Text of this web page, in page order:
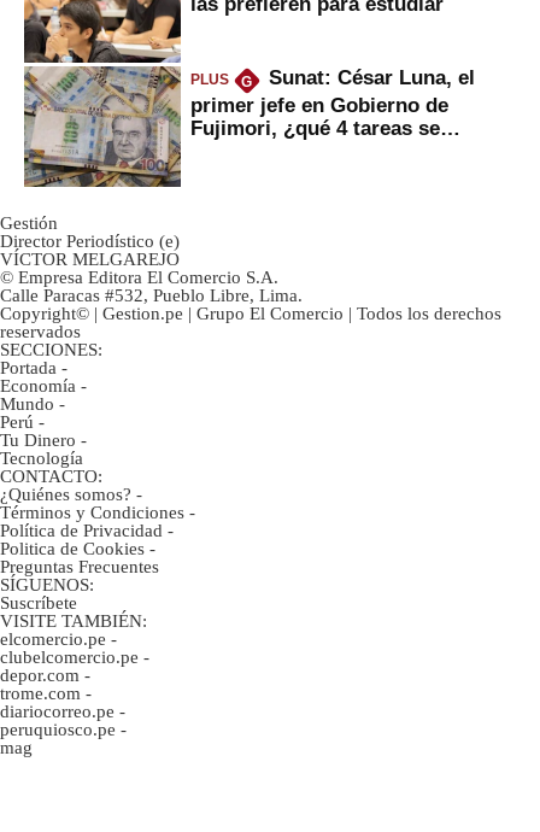
PLUS G
Sunat: César Luna, el
primer jefe en Gobierno de
Fujimori, ¿qué 4 tareas se
Gestión
Director Periodístico (e)
VÍCTOR MELGAREJO
© Empresa Editora El Comercio S.A.
Calle Paracas #532, Pueblo Libre, Lima.
Copyright© | Gestion.pe | Grupo El Comercio | Todos los derechos
reservados
SECCIONES:
Portada -
Economía -
Mundo -
Perú -
Tu Dinero -
Tecnología
CONTACTO:
¿Quiénes somos? -
Términos y Condiciones -
Política de Privacidad -
Politica de Cookies -
Preguntas Frecuentes
SÍGUENOS:
Suscríbete
VISITE TAMBIÉN:
elcomercio.pe -
clubelcomercio.pe -
depor.com -
trome.com -
diariocorreo.pe -
peruquiosco.pe -
mag